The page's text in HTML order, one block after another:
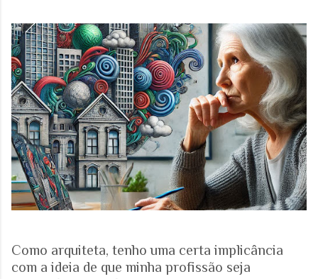
Como arquiteta, tenho uma certa implicância
com a ideia de que minha profissão seja